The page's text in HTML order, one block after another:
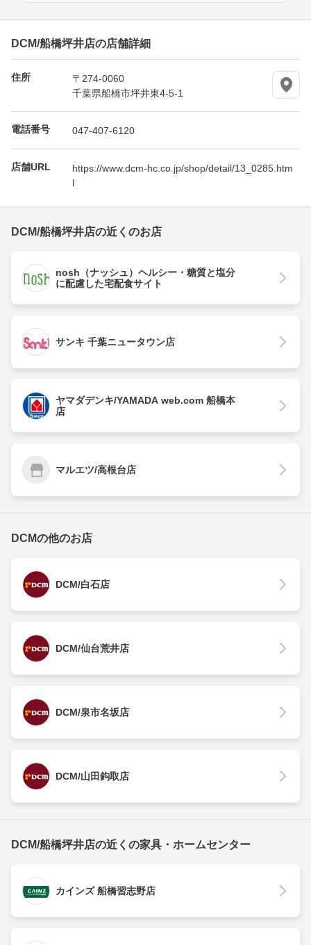
DCM/船橋坪井店の店舗詳細
住所
〒274-0060
千葉県船橋市坪井東4-5-1
電話番号 047-407-6120
店舗URL
https://www.dcm-hc.co.jp/shop/detail/13_0285.htm
l
DCM/船橋坪井店の近くのお店
nosh（ナッシュ）ヘルシー・糖質と塩分
に配慮した宅配食サイト
サンキ 千葉ニュータウン店
ヤマダデンキ/YAMADA web.com 船橋本
店
マルエツ/高根台店
DCMの他のお店
DCM/白石店
DCM/仙台荒井店
DCM/泉市名坂店
DCM/山田鈎取店
DCM/船橋坪井店の近くの家具・ホームセンター
カインズ 船橋習志野店